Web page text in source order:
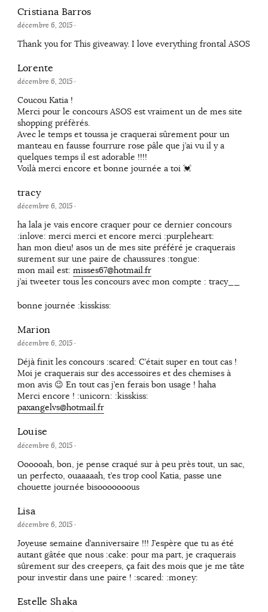
Cristiana Barros
décembre 6, 2015·
Thank you for This giveaway. I love everything frontal ASOS
Lorente
décembre 6, 2015·
Coucou Katia !
Merci pour le concours ASOS est vraiment un de mes site
shopping préfèrés.
Avec le temps et toussa je craquerai sûrement pour un
manteau en fausse fourrure rose pâle que j’ai vu il y a
quelques temps il est adorable !!!!
Voilà merci encore et bonne journée a toi 💓
tracy
décembre 6, 2015·
ha lala je vais encore craquer pour ce dernier concours
:inlove: merci merci et encore merci :purpleheart:
han mon dieu! asos un de mes site préféré je craquerais
surement sur une paire de chaussures :tongue:
mon mail est: misses67@hotmail.fr
j’ai tweeter tous les concours avec mon compte : tracy__
bonne journée :kisskiss:
Marion
décembre 6, 2015·
Déjà finit les concours :scared: C’était super en tout cas !
Moi je craquerais sur des accessoires et des chemises à
mon avis 😉 En tout cas j’en ferais bon usage ! haha
Merci encore ! :unicorn: :kisskiss:
paxangelvs@hotmail.fr
Louise
décembre 6, 2015·
Oooooah, bon, je pense craqué sur à peu près tout, un sac,
un perfecto, ouaaaaah, t’es trop cool Katia, passe une
chouette journée bisooooooous
Lisa
décembre 6, 2015·
Joyeuse semaine d’anniversaire !!! J’espère que tu as été
autant gâtée que nous :cake: pour ma part, je craquerais
sûrement sur des creepers, ça fait des mois que je me tâte
pour investir dans une paire ! :scared: :money:
Estelle Shaka